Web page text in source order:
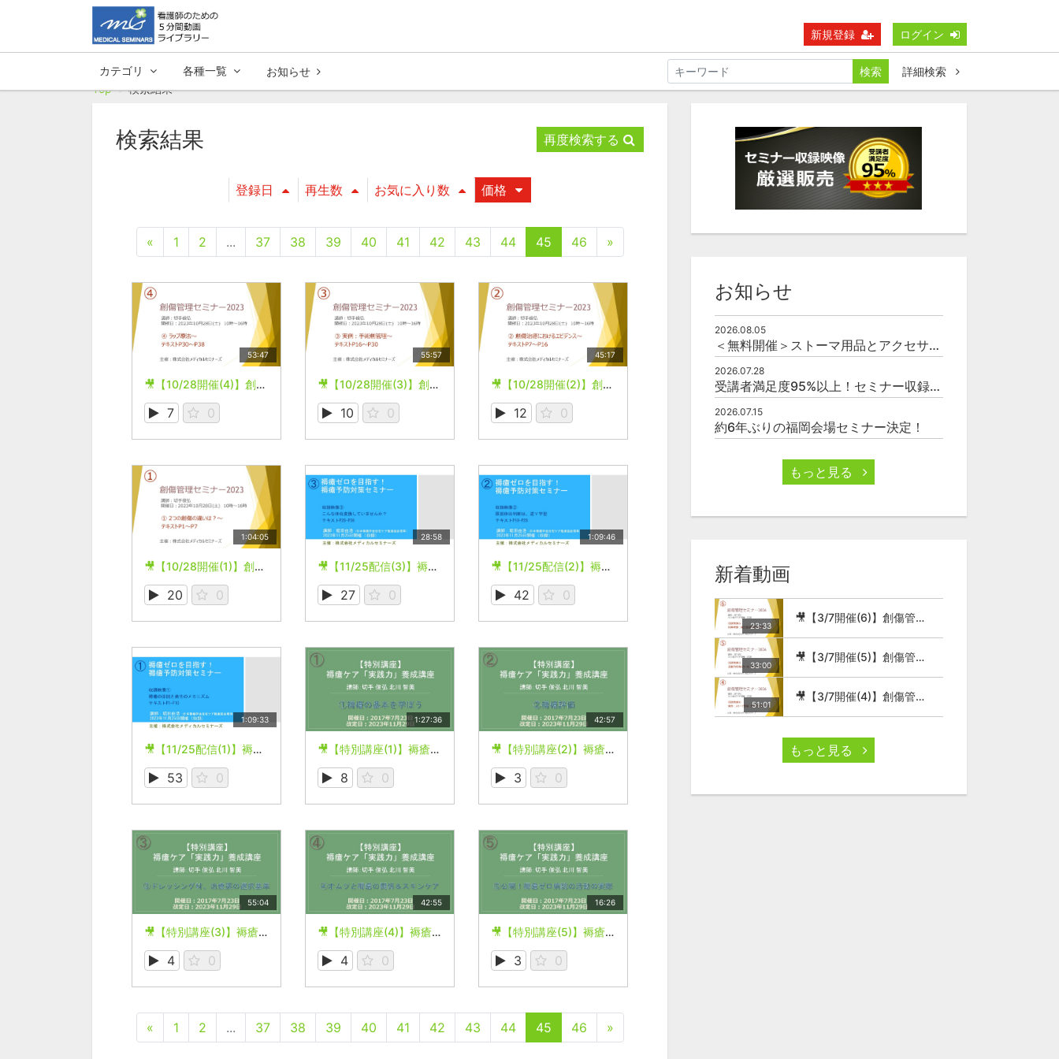
新規登録 ログイン
カテゴリ 各種一覧 お知らせ 検索
詳細検索
Top
検索結果
検索結果 再度検索する
登録日 再生数 お気に入り数 価格
« 1 2 ... 37 38 39 40 41 42 43 44 45 46 »
53:47
🎥【10/28開催(4)】創傷管理セミナー2023
7 0
55:57
🎥【10/28開催(3)】創傷管理セミナー2023
10 0
45:17
🎥【10/28開催(2)】創傷管理セミナー2023
12 0
1:04:05
🎥【10/28開催(1)】創傷管理セミナー2023
20 0
28:58
🎥【11/25配信(3)】褥瘡ゼロを目指す！褥瘡予防対策セミナー
27 0
1:09:46
🎥【11/25配信(2)】褥瘡ゼロを目指す！褥瘡予防対策セミナー
42 0
1:09:33
🎥【11/25配信(1)】褥瘡ゼロを目指す！褥瘡予防対策セミナー
53 0
1:27:36
🎥【特別講座(1)】褥瘡ケア「実践力」養成講座
8 0
42:57
🎥【特別講座(2)】褥瘡ケア「実践力」養成講座
3 0
55:04
🎥【特別講座(3)】褥瘡ケア「実践力」養成講座
4 0
42:55
🎥【特別講座(4)】褥瘡ケア「実践力」養成講座
4 0
16:26
🎥【特別講座(5)】褥瘡ケア「実践力」養成講座
3 0
« 1 2 ... 37 38 39 40 41 42 43 44 45 46 »
お知らせ
2026.08.05
＜無料開催＞ストーマ用品とアクセサリーの使い方（オンライン）
2026.07.28
受講者満足度95%以上！セミナー収録映像の厳選販売
2026.07.15
約6年ぶりの福岡会場セミナー決定！
もっと見る
新着動画
23:33
🎥【3/7開催(6)】創傷管理セミナー2026
33:00
🎥【3/7開催(5)】創傷管理セミナー2026
51:01
🎥【3/7開催(4)】創傷管理セミナー2026
もっと見る